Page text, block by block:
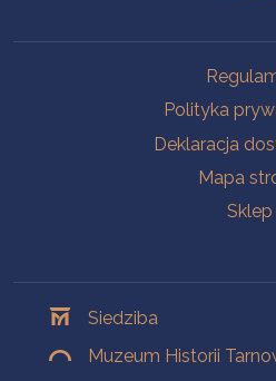
Polityka
Deklaracja
Mapa
Sklep
Siedziba
Muzeum Historii